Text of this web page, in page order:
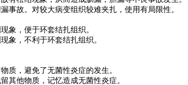
事故。对较大病变组织较难夹扎，使用有局限性。
象，便于环套结扎组织。
象，不利于环套结扎组织。
质，避免了无菌性炎症的发生。
其他物质，记忆造成无菌性炎症。